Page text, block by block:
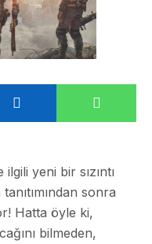
yeni bir sızıntı
sonra
Hatta öyle ki,
bilmeden,